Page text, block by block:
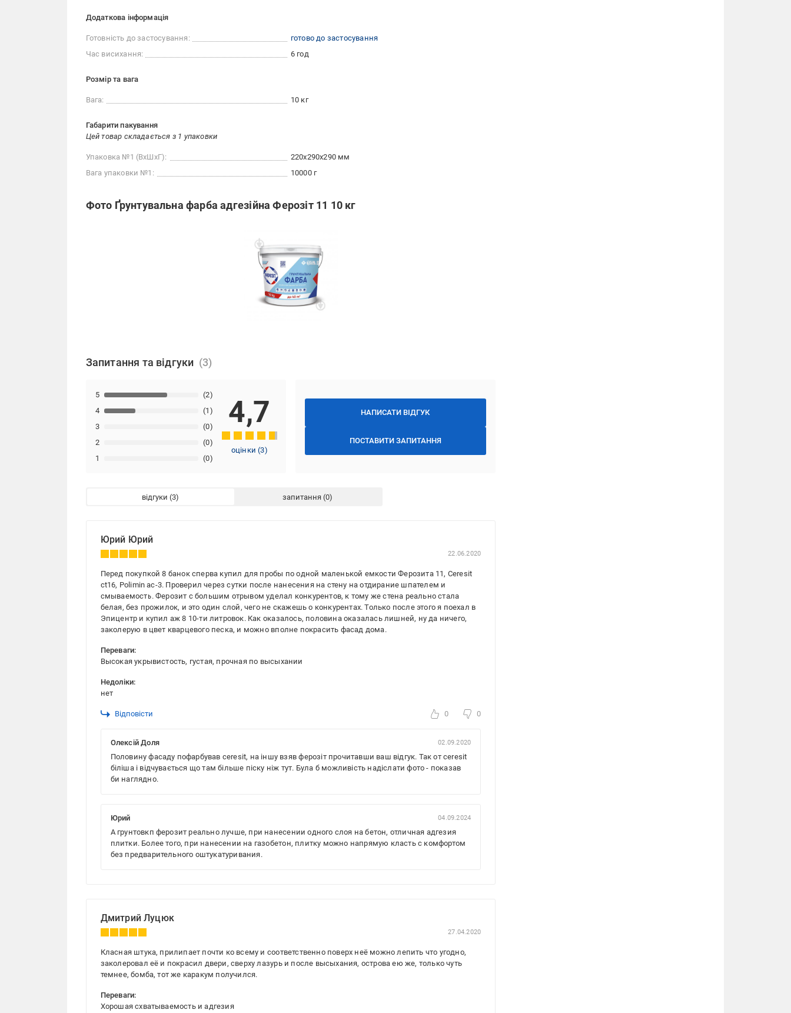
Додаткова інформація
Готовність до застосування:
готово до застосування
Час висихання:
6 год
Розмір та вага
Вага: 10 кг
Габарити пакування
Цей товар складається з 1 упаковки
Упаковка №1 (ВхШхГ):
220x290x290 мм
Вага упаковки №1:
10000 г
Фото Ґрунтувальна фарба адгезійна Ферозіт 11 10 кг
Запитання та відгуки
НАПИСАТИ ВІДГУК
ПОСТАВИТИ ЗАПИТАННЯ
1 (0)
2 (0)
3 (0)
4 (1)
5 (2)
4,7
оцінки(3)
відгуки запитання
Юрий Юрий
22.06.2020
Перед покупкой 8 банок сперва купил для пробы по одной маленькой емкости Ферозита 11, Ceresit
ct16, Polimin ac-3. Проверил через сутки после нанесения на стену на отдирание шпателем и
смываемость. Ферозит с большим отрывом уделал конкурентов, к тому же стена реально стала
белая, без прожилок, и это один слой, чего не скажешь о конкурентах. Только после этого я поехал в
Эпицентр и купил аж 8 10-ти литровок. Как оказалось, половина оказалась лишней, ну да ничего,
заколерую в цвет кварцевого песка, и можно вполне покрасить фасад дома.
Переваги:
Высокая укрывистость, густая, прочная по высыхании
Недоліки:
нет
Відповісти 0 0
Олексій Доля 02.09.2020
Половину фасаду пофарбував ceresit, на іншу взяв ферозіт прочитавши ваш відгук. Так от ceresit
біліша і відчувається що там більше піску ніж тут. Була б можливість надіслати фото - показав
би наглядно.
Юрий 04.09.2024
А грунтовкп ферозит реально лучше, при нанесении одного слоя на бетон, отличная адгезия
плитки. Более того, при нанесении на газобетон, плитку можно напрямую класть с комфортом
без предварительного оштукатуривания.
Дмитрий Луцюк
27.04.2020
Класная штука, прилипает почти ко всему и соответственно поверх неё можно лепить что угодно,
заколеровал её и покрасил двери, сверху лазурь и после высыхания, острова ею же, только чуть
темнее, бомба, тот же каракум получился.
Переваги:
Хорошая схватываемость и адгезия